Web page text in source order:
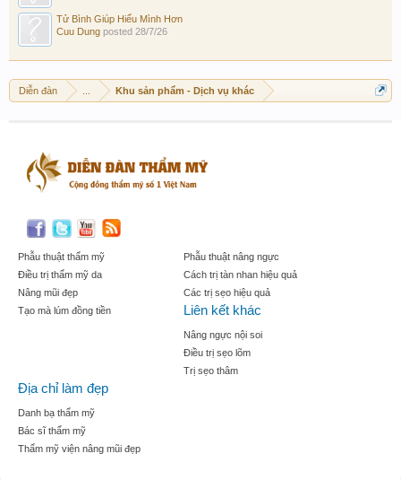
Tử Bình Giúp Hiểu Mình Hơn
Cuu Dung posted 28/7/26
Diễn đàn Khu sản phẩm - Dịch vụ khác
Phẫu thuật thẩm mỹ
Điều trị thẩm mỹ da
Nâng mũi đẹp
Tạo mà lúm đồng tiền
Phẫu thuật nâng ngực
Cách trị tàn nhan hiệu quả
Các trị sẹo hiệu quả
Liên kết khác
Nâng ngực nội soi
Điều trị sẹo lõm
Trị sẹo thâm
Địa chỉ làm đẹp
Danh bạ thẩm mỹ
Bác sĩ thẩm mỹ
Thẩm mỹ viện nâng mũi đẹp